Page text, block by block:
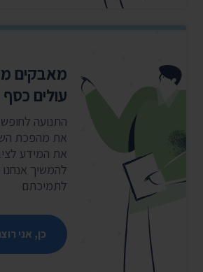
מאבקים
עולים כסף
התנועה
את מהפכת
את המידע
להמשיך אנחנו
לתמיכתם
כן, אני